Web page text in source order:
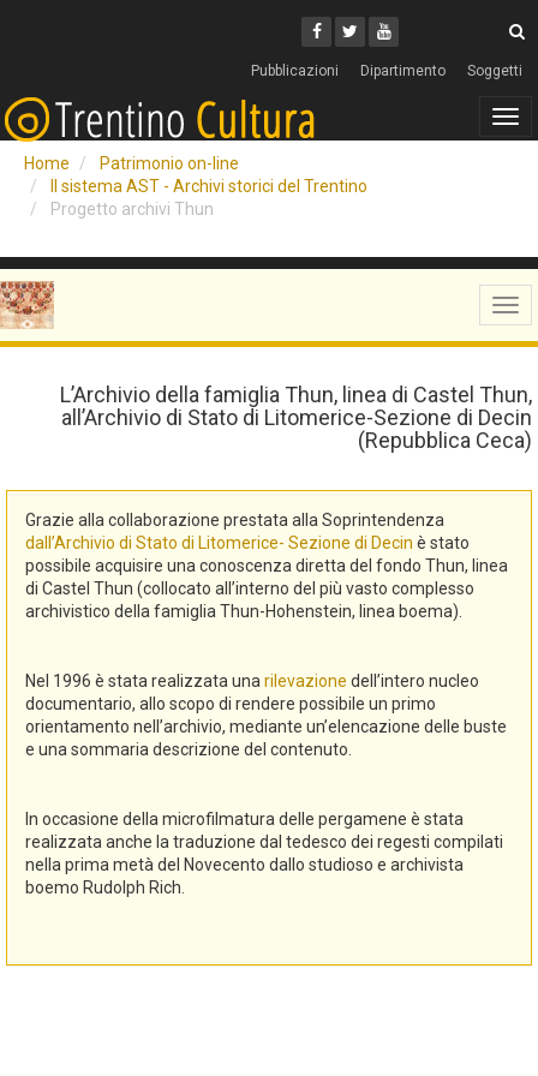
Facebook
Twitter
Youtube
Pubblicazioni Dipartimento Soggetti
Home
Patrimonio on-line
Il sistema AST - Archivi storici del Trentino
Progetto archivi Thun
L’Archivio della famiglia Thun, linea di Castel Thun,
all’Archivio di Stato di Litomerice-Sezione di Decin
(Repubblica Ceca)
Grazie alla collaborazione prestata alla Soprintendenza
dall’Archivio di Stato di Litomerice- Sezione di Decin è stato
possibile acquisire una conoscenza diretta del fondo Thun, linea
di Castel Thun (collocato all’interno del più vasto complesso
archivistico della famiglia Thun-Hohenstein, linea boema).
Nel 1996 è stata realizzata una rilevazione dell’intero nucleo
documentario, allo scopo di rendere possibile un primo
orientamento nell’archivio, mediante un’elencazione delle buste
e una sommaria descrizione del contenuto.
In occasione della microfilmatura delle pergamene è stata
realizzata anche la traduzione dal tedesco dei regesti compilati
nella prima metà del Novecento dallo studioso e archivista
boemo Rudolph Rich.